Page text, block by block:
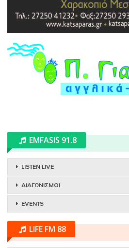
EMFASIS 91.8
LISTEN LIVE
ΔΙΑΓΩΝΙΣΜΟΙ
EVENTS
LIFE FM 88